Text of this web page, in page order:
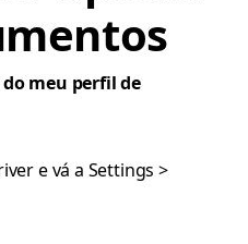
meu perfil de
e vá a Settings >